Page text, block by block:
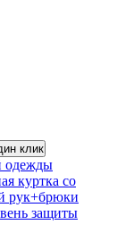
клик
одежды
куртка со
рук+брюки
защиты